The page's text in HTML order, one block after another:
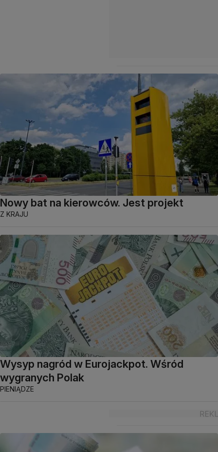
Nowy bat na kierowców. Jest projekt
Z KRAJU
Wysyp nagród w Eurojackpot. Wśród
wygranych Polak
PIENIĄDZE